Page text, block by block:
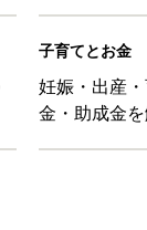
子育てとお金
妊娠・出産
金・助成金